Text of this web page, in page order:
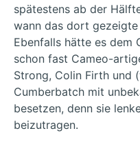
spätestens ab der
wann das dort
Ebenfalls hätte es dem
schon fast Cameo-
Strong, Colin Firth und
Cumberbatch mit
besetzen, denn sie
beizutragen.